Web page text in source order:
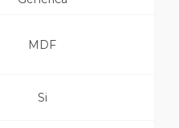
MDF
Si